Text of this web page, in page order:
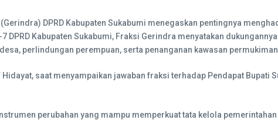
DPRD Kabupaten Sukabumi menegaskan pentingnya
DPRD Kabupaten Sukabumi, Fraksi Gerindra menyatakan
perlindungan perempuan, serta penanganan kawasan
saat menyampaikan jawaban fraksi terhadap Pendapat Bupati
perubahan yang mampu memperkuat tata kelola